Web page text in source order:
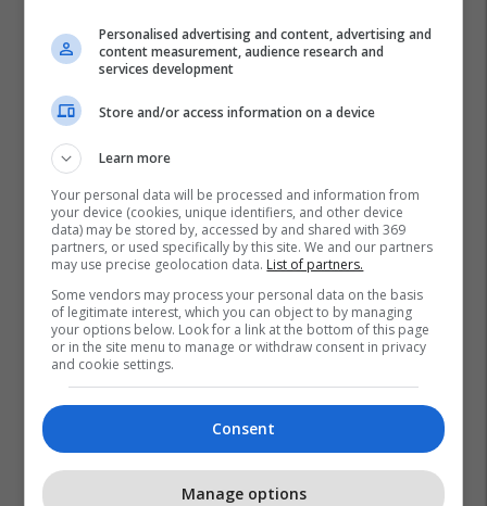
Promo Reklamo këtu
Personalised advertising and content, advertising and
content measurement, audience research and
services development
Store and/or access information on a device
Learn more
Your personal data will be processed and information from
your device (cookies, unique identifiers, and other device
data) may be stored by, accessed by and shared with 369
partners, or used specifically by this site. We and our partners
may use precise geolocation data. List of partners.
Some vendors may process your personal data on the basis
of legitimate interest, which you can object to by managing
your options below. Look for a link at the bottom of this page
or in the site menu to manage or withdraw consent in privacy
and cookie settings.
Consent
Manage options